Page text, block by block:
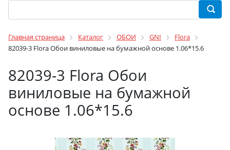
Главная страница Каталог ОБОИ GNI
Flora
82039-3 Flora Обои виниловые на бумажной основе 1.06*15.6
82039-3 Flora Обои
виниловые на бумажной
основе 1.06*15.6